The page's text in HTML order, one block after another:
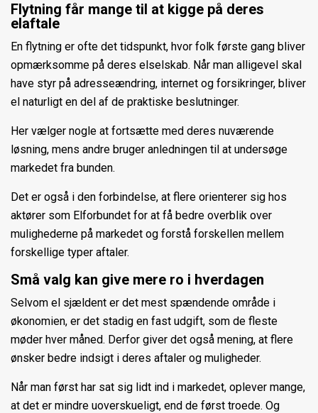
Flytning får mange til at kigge på deres
elaftale
En flytning er ofte det tidspunkt, hvor folk første gang bliver
opmærksomme på deres elselskab. Når man alligevel skal
have styr på adresseændring, internet og forsikringer, bliver
el naturligt en del af de praktiske beslutninger.
Her vælger nogle at fortsætte med deres nuværende
løsning, mens andre bruger anledningen til at undersøge
markedet fra bunden.
Det er også i den forbindelse, at flere orienterer sig hos
aktører som Elforbundet for at få bedre overblik over
mulighederne på markedet og forstå forskellen mellem
forskellige typer aftaler.
Små valg kan give mere ro i hverdagen
Selvom el sjældent er det mest spændende område i
økonomien, er det stadig en fast udgift, som de fleste
møder hver måned. Derfor giver det også mening, at flere
ønsker bedre indsigt i deres aftaler og muligheder.
Når man først har sat sig lidt ind i markedet, oplever mange,
at det er mindre uoverskueligt, end de først troede. Og